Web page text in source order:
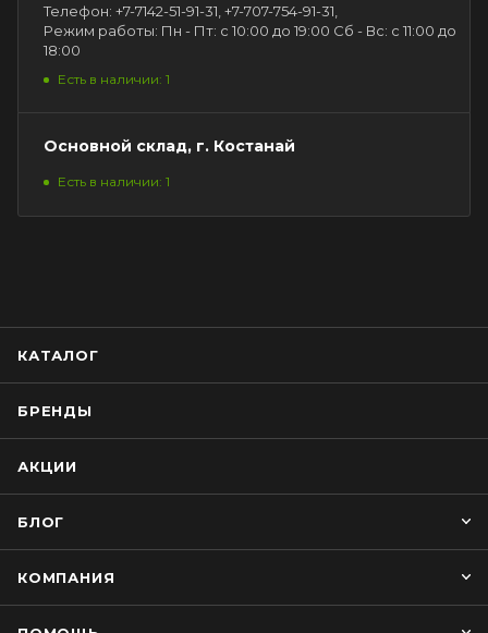
Телефон: +7-7142-51-91-31, +7-707-754-91-31,
Режим работы: Пн - Пт: с 10:00 до 19:00 Сб - Вс: с 11:00 до
18:00
Есть в наличии: 1
Основной склад, г. Костанай
Есть в наличии: 1
КАТАЛОГ
БРЕНДЫ
АКЦИИ
БЛОГ
КОМПАНИЯ